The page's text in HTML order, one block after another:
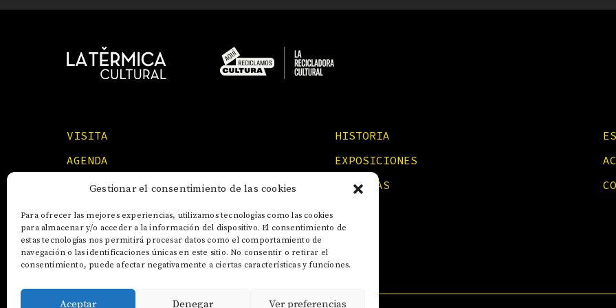
Gestionar el consentimiento de las cookies
Para ofrecer las mejores experiencias, utilizamos tecnologías como las cookies
para almacenar y/o acceder a la información del dispositivo. El consentimiento de
estas tecnologías nos permitirá procesar datos como el comportamiento de
navegación o las identificaciones únicas en este sitio. No consentir o retirar el
consentimiento, puede afectar negativamente a ciertas características y funciones.
Aceptar Denegar Ver preferencias
VISITA HISTORIA
AGENDA
EXPOSICIONES
FORMACIONES
NOTICIAS